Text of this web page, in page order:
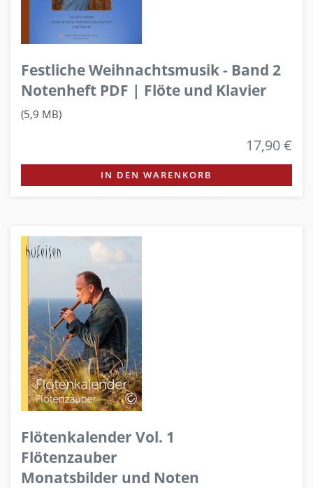
Festliche Weihnachtsmusik - Band 2
Notenheft PDF | Flöte und Klavier
(5,9 MB)
17,90 €
IN DEN WARENKORB
Flötenkalender Vol. 1
Flötenzauber
Monatsbilder und Noten